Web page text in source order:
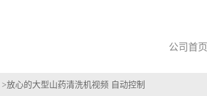
公司首页
>放心的大型山药清洗机视频 自动控制